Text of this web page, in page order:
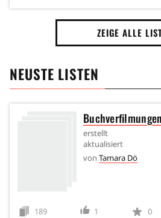
ZEIGE ALLE
NEUSTE LISTEN
Buchverfilmungen
erstellt
aktualisiert
von Tamara Dö
189 1 0